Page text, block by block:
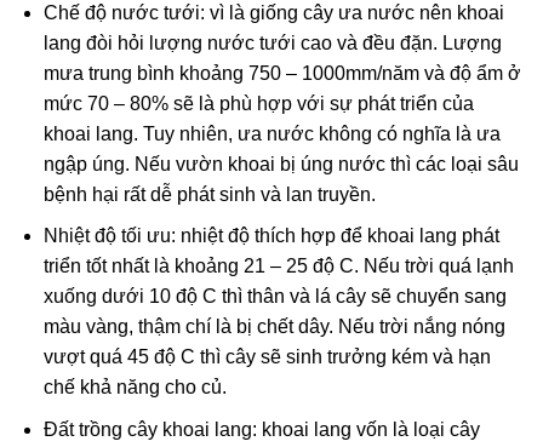
Chế độ nước tưới: vì là giống cây ưa nước nên khoai
lang đòi hỏi lượng nước tưới cao và đều đặn. Lượng
mưa trung bình khoảng 750 – 1000mm/năm và độ ẩm ở
mức 70 – 80% sẽ là phù hợp với sự phát triển của
khoai lang. Tuy nhiên, ưa nước không có nghĩa là ưa
ngập úng. Nếu vườn khoai bị úng nước thì các loại sâu
bệnh hại rất dễ phát sinh và lan truyền.
Nhiệt độ tối ưu: nhiệt độ thích hợp để khoai lang phát
triển tốt nhất là khoảng 21 – 25 độ C. Nếu trời quá lạnh
xuống dưới 10 độ C thì thân và lá cây sẽ chuyển sang
màu vàng, thậm chí là bị chết dây. Nếu trời nắng nóng
vượt quá 45 độ C thì cây sẽ sinh trưởng kém và hạn
chế khả năng cho củ.
Đất trồng cây khoai lang: khoai lang vốn là loại cây